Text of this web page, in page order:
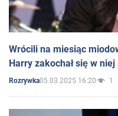
Wrócili na miesiąc
Harry zakochał się w
Rozrywka05.03.2025 16:20 1